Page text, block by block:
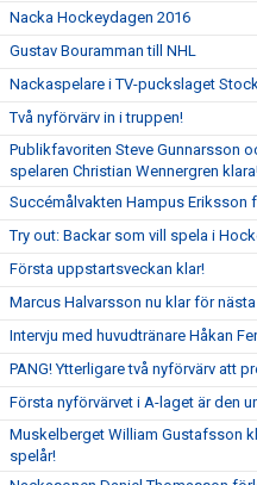
Nacka Hockeydagen 2016
Gustav Bouramman till NHL
Nackaspelare i TV-puckslaget
Två nyförvärv in i truppen!
Publikfavoriten Steve Gunnarsson
spelaren Christian Wennergren klara!
Succémålvakten Hampus Eriksson
Try out: Backar som vill spela i
Första uppstartsveckan klar!
Marcus Halvarsson nu klar för
Intervju med huvudtränare Håkan
PANG! Ytterligare två nyförvärv att
Första nyförvärvet i A-laget är den
Muskelberget William Gustafsson
spelår!